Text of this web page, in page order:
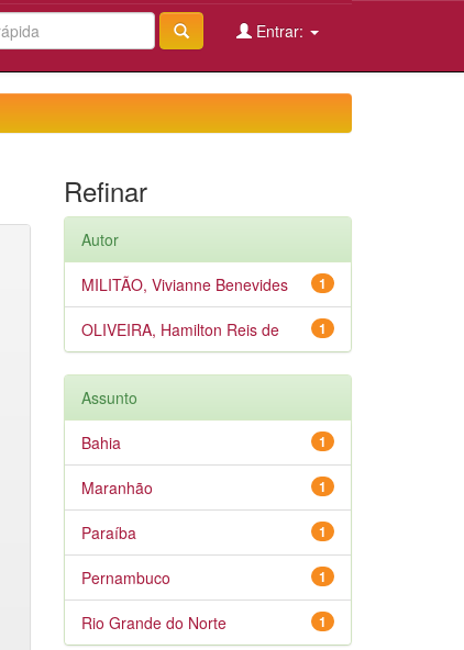
Entrar:
Refinar
Autor
1
MILITÃO, Vivianne Benevides
1
OLIVEIRA, Hamilton Reis de
Assunto
1
Bahia
1
Maranhão
1
Paraíba
1
Pernambuco
1
Rio Grande do Norte